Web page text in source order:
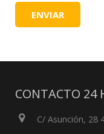
CONTACTO 24
C/ Asunción, 28